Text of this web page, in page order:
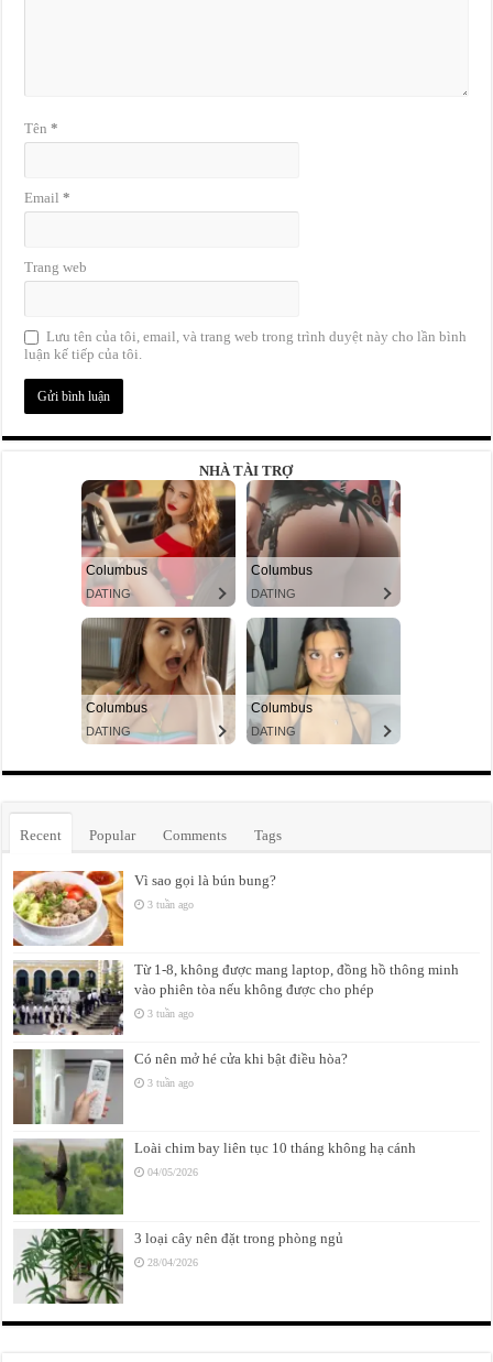
Tên*
Email*
Trang web
Lưu tên của tôi, email, và trang web trong trình duyệt này cho lần bình
luận kế tiếp của tôi.
NHÀ TÀI TRỢ
Recent Popular Comments Tags
Vì sao gọi là bún bung?
3 tuần ago
Từ 1-8, không được mang laptop, đồng hồ thông minh
vào phiên tòa nếu không được cho phép
3 tuần ago
Có nên mở hé cửa khi bật điều hòa?
3 tuần ago
Loài chim bay liên tục 10 tháng không hạ cánh
04/05/2026
3 loại cây nên đặt trong phòng ngủ
28/04/2026